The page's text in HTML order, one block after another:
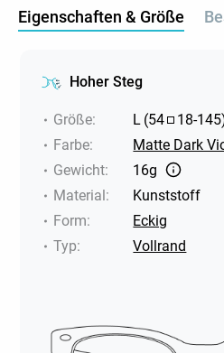
Eigenschaften & Größe
Hoher Steg
Größe: L (54 18-145
Farbe:
Matte Dark
Gewicht:
16g
Material:
Kunststoff
Form:
Eckig
Typ: Vollrand